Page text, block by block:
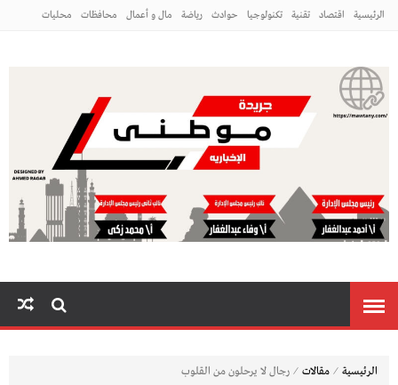
الرئيسية اقتصاد تقنية تكنولوجيا حوادث رياضة مال و أعمال محافظات محليات
الرئيسية ⁄ مقالات ⁄ رجال لا يرحلون من القلوب